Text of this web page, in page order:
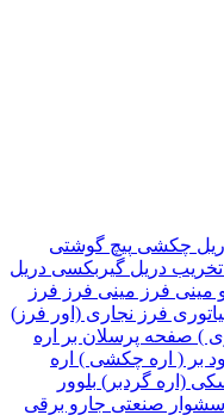
پیچ گوشتی
دریل گیربکسیدریل
فرز مینی فرز فرز
فرز نجاری (اور فرز)
پرسلان براره
( اره چکشی )اره
گردبر)بلوور
صنعتیجارو برقی